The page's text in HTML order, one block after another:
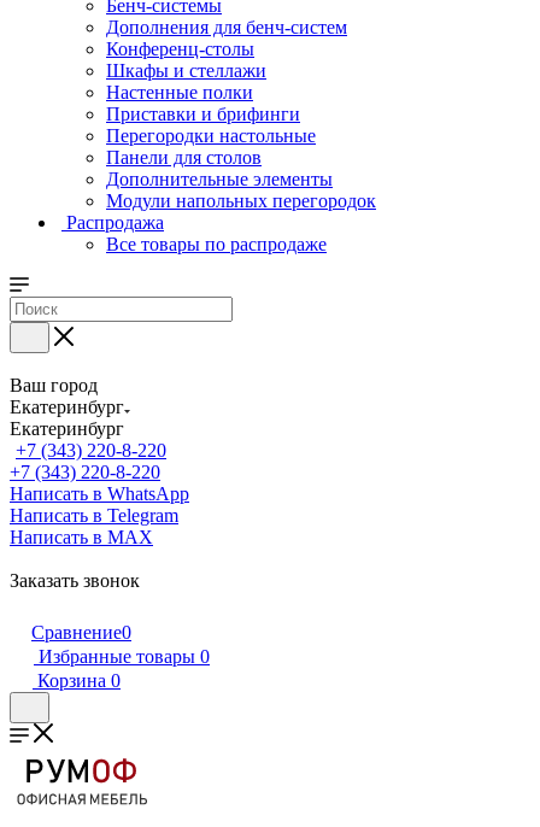
Бенч-системы
Дополнения для бенч-систем
Конференц-столы
Шкафы и стеллажи
Настенные полки
Приставки и брифинги
Перегородки настольные
Панели для столов
Дополнительные элементы
Модули напольных перегородок
Распродажа
Все товары по распродаже
Ваш город
Екатеринбург
Екатеринбург
+7 (343) 220-8-220
+7 (343) 220-8-220
Написать в WhatsApp
Написать в Telegram
Написать в MAX
Заказать звонок
Сравнение0
Избранные товары 0
Корзина 0